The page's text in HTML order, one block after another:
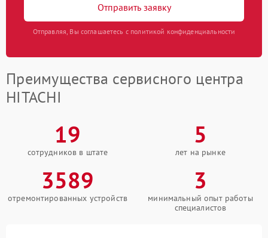
Отправить заявку
Отправляя, Вы соглашаетесь с политикой конфиденциальности
Преимущества сервисного центра
HITACHI
19
сотрудников в штате
5
лет на рынке
3589
отремонтированных устройств
3
минимальный опыт работы
специалистов